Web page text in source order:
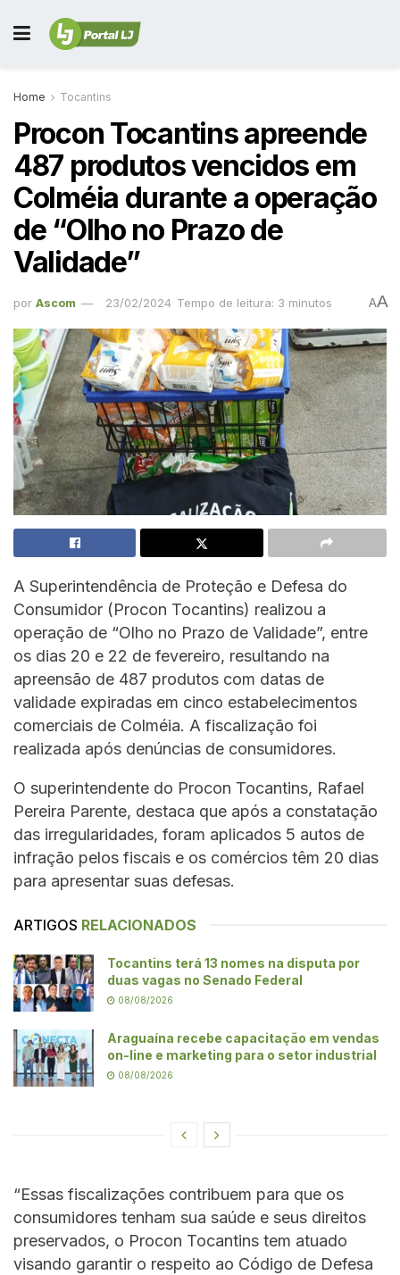
Home Tocantins
Procon Tocantins apreende
487 produtos vencidos em
Colméia durante a operação
de “Olho no Prazo de
Validade”
por Ascom 23/02/2024 Tempo de leitura: 3 minutos AA
A Superintendência de Proteção e Defesa do
Consumidor (Procon Tocantins) realizou a
operação de “Olho no Prazo de Validade”, entre
os dias 20 e 22 de fevereiro, resultando na
apreensão de 487 produtos com datas de
validade expiradas em cinco estabelecimentos
comerciais de Colméia. A fiscalização foi
realizada após denúncias de consumidores.
O superintendente do Procon Tocantins, Rafael
Pereira Parente, destaca que após a constatação
das irregularidades, foram aplicados 5 autos de
infração pelos fiscais e os comércios têm 20 dias
para apresentar suas defesas.
ARTIGOS RELACIONADOS
Tocantins terá 13 nomes na disputa por
duas vagas no Senado Federal
08/08/2026
Araguaína recebe capacitação em vendas
on-line e marketing para o setor industrial
08/08/2026
“Essas fiscalizações contribuem para que os
consumidores tenham sua saúde e seus direitos
preservados, o Procon Tocantins tem atuado
visando garantir o respeito ao Código de Defesa